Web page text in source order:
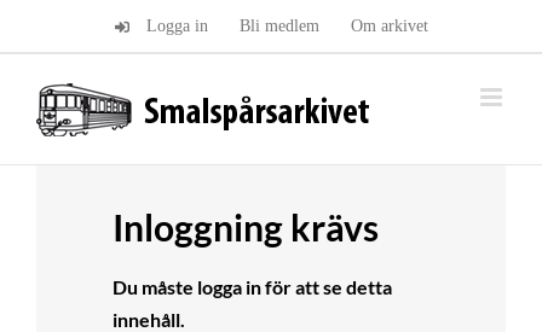
Logga in Bli medlem Om arkivet
Inloggning krävs
Du måste logga in för att se detta
innehåll.